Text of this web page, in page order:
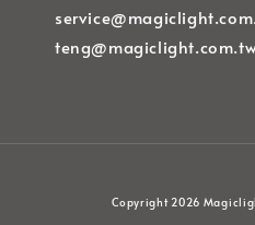
Copyright 2026